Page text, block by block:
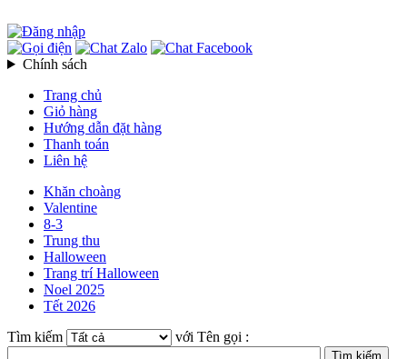
Chính sách
Trang chủ
Giỏ hàng
Hướng dẫn đặt hàng
Thanh toán
Liên hệ
Khăn choàng
Valentine
8-3
Trung thu
Halloween
Trang trí Halloween
Noel 2025
Tết 2026
Tìm kiếm
với Tên gọi :